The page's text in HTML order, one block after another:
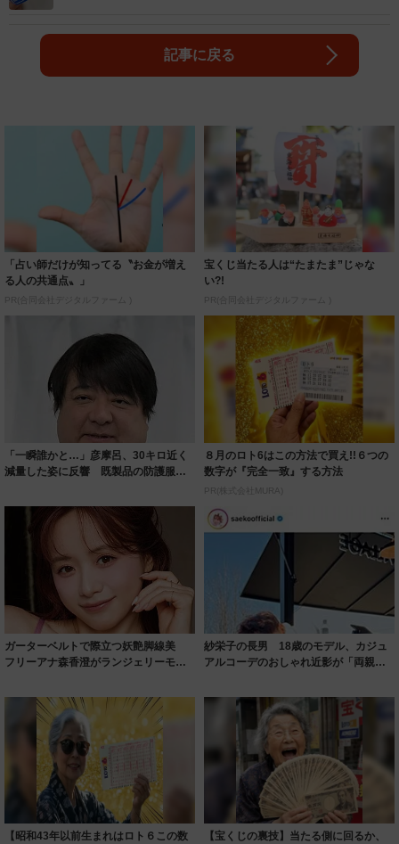
記事に戻る
「占い師だけが知ってる〝お金が増え
る人の共通点〟」
PR(合同会社デジタルファーム )
宝くじ当たる人は“たまたま”じゃな
い?!
PR(合同会社デジタルファーム )
「一瞬誰かと…」彦摩呂、30キロ近く
減量した姿に反響 既製品の防護服が
８月のロト6はこの方法で買え!!６つの
数字が『完全一致』する方法
PR(株式会社MURA)
ガーターベルトで際立つ妖艶脚線美
フリーアナ森香澄がランジェリーモデ
紗栄子の長男 18歳のモデル、カジュ
アルコーデのおしゃれ近影が「両親の
【昭和43年以前生まれはロト６この数
【宝くじの裏技】当たる側に回るか、